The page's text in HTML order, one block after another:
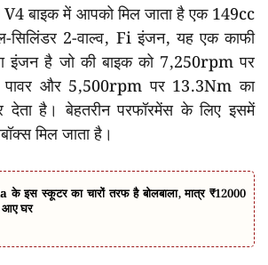
बाइक में आपको मिल जाता है एक 149cc
सिलिंडर 2-वाल्व, Fi इंजन, यह एक काफी
इंजन है जो की बाइक को 7,250rpm पर
पावर और 5,500rpm पर 13.3Nm का
देता है। बेहतरीन परफॉरमेंस के लिए इसमें
मिल जाता है।
के इस स्कूटर का चारों तरफ है बोलबाला, मात्र ₹12000
घर